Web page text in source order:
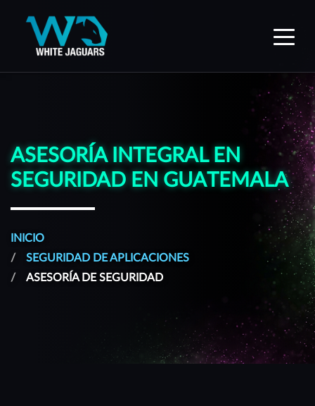
WhiteJaguars — Inicio
ASESORÍA INTEGRAL EN
SEGURIDAD EN GUATEMALA
INICIO
SEGURIDAD DE APLICACIONES
ASESORÍA DE SEGURIDAD